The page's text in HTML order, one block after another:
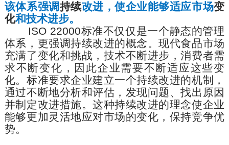
该体系强调持续改进，使企业能够适应市场变
化和技术进步。
ISO 22000标准不仅仅是一个静态的管理
体系，更强调持续改进的概念。现代食品市场
充满了变化和挑战，技术不断进步，消费者需
求不断变化，因此企业需要不断适应这些变
化。标准要求企业建立一个持续改进的机制，
通过不断地分析和评估，发现问题、找出 原因
并制定改进措施。这种持续改进的理念使企业
能够更加灵活地应对市场的变化， 保持竞争优
势。